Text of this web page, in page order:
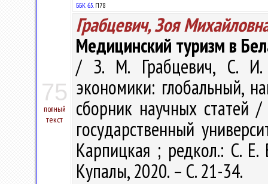
75
полный
текст
ББК 65.П78
Грабцевич, Зоя
Медицинский туризм в
/ З. М. Грабцевич, С. И.
экономики: глобальный,
сборник научных статей
государственный
Карпицкая ; редкол.: С.
Купалы, 2020. – С. 21-34.